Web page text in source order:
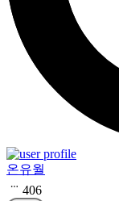
온유월
406